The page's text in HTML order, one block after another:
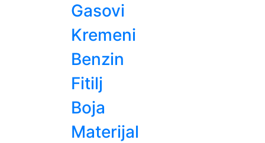
Gasovi
Kremeni
Benzin
Fitilj
Boja
Materijal